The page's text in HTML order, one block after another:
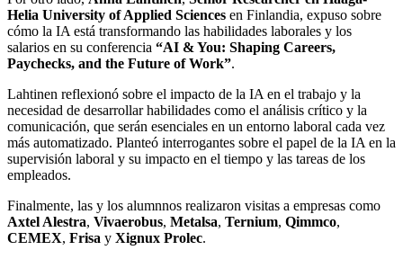
Helia University of Applied Sciences en Finlandia, expuso sobre
cómo la IA está transformando las habilidades laborales y los
salarios en su conferencia “AI & You: Shaping Careers,
Paychecks, and the Future of Work”.
Lahtinen reflexionó sobre el impacto de la IA en el trabajo y la
necesidad de desarrollar habilidades como el análisis crítico y la
comunicación, que serán esenciales en un entorno laboral cada vez
más automatizado. Planteó interrogantes sobre el papel de la IA en la
supervisión laboral y su impacto en el tiempo y las tareas de los
empleados.
Finalmente, las y los alumnnos realizaron visitas a empresas como
Axtel Alestra, Vivaerobus, Metalsa, Ternium, Qimmco,
CEMEX, Frisa y Xignux Prolec.